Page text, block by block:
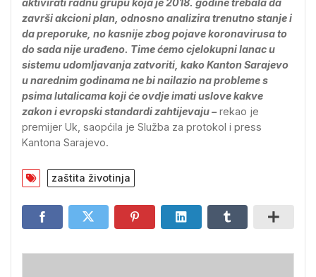
aktivirati radnu grupu koja je 2018. godine trebala da
završi akcioni plan, odnosno analizira trenutno stanje i
da preporuke, no kasnije zbog pojave koronavirusa to
do sada nije urađeno. Time ćemo cjelokupni lanac u
sistemu udomljavanja zatvoriti, kako Kanton Sarajevo
u narednim godinama ne bi nailazio na probleme s
psima lutalicama koji će ovdje imati uslove kakve
zakon i evropski standardi zahtijevaju – rekao je
premijer Uk, saopćila je Služba za protokol i press
Kantona Sarajevo.
zaštita životinja